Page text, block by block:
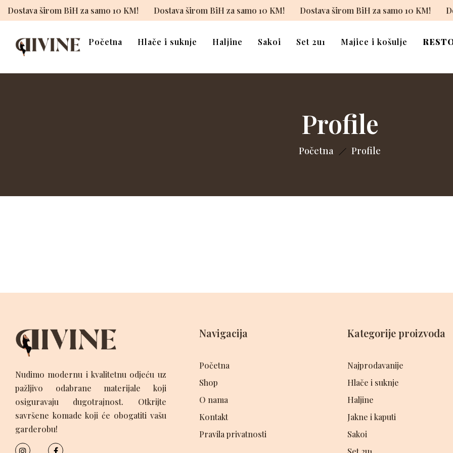
Dostava širom BiH za samo 10 KM! Dostava širom BiH za samo 10 KM! Dostava širom BiH za samo 10 KM!
Početna Hlače i suknje Haljine Sakoi Set 2u1 Majice i košulje
Profile
Početna Profile
Nudimo modernu i kvalitetnu odjeću uz
pažljivo odabrane materijale koji
osiguravaju dugotrajnost. Otkrijte
savršene komade koji će obogatiti vašu
garderobu!
Navigacija
Početna
Shop
O nama
Kontakt
Pravila privatnosti
Kategorije proizvoda
Najprodavanije
Hlače i suknje
Haljine
Jakne i kaputi
Sakoi